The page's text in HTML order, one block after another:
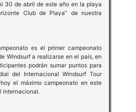
30 de abril de este año en la playa
Club de Playa” de nuestra
es el primer campeonato
Windsurf a realizarse en el país, en
podrán sumar puntos para
del Internacional Windsurf Tour
el máximo campeonato en este
internacional.